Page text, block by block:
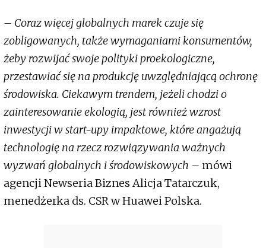
– Coraz więcej globalnych marek czuje się
zobligowanych, także wymaganiami konsumentów,
żeby rozwijać swoje polityki proekologiczne,
przestawiać się na produkcję uwzględniającą ochronę
środowiska. Ciekawym trendem, jeżeli chodzi o
zainteresowanie ekologią, jest również wzrost
inwestycji w start-upy impaktowe, które angażują
technologię na rzecz rozwiązywania ważnych
wyzwań globalnych i środowiskowych – mówi
agencji Newseria Biznes Alicja Tatarczuk,
menedżerka ds. CSR w Huawei Polska.